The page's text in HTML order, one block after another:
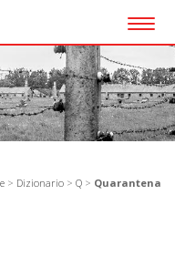
> Dizionario > Q > Quarantena